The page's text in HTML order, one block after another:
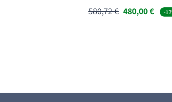
580,72€
Preis
480,00€
Preis
-